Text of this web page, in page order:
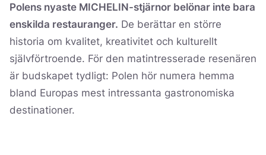
Polens nyaste MICHELIN-stjärnor belönar inte bara
enskilda restauranger. De berättar en större
historia om kvalitet, kreativitet och kulturellt
självförtroende. För den matintresserade resenären
är budskapet tydligt: Polen hör numera hemma
bland Europas mest intressanta gastronomiska
destinationer.